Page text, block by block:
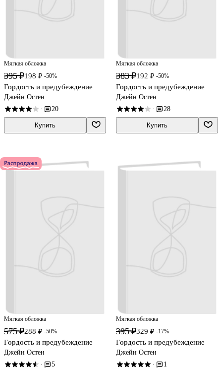
Мягкая обложка
395 ₽198 ₽ -50%
Гордость и предубеждение
Джейн Остен
· 20
Купить
Мягкая обложка
383 ₽192 ₽ -50%
Гордость и предубеждение
Джейн Остен
· 28
Купить
Мягкая обложка
575 ₽288 ₽ -50%
Гордость и предубеждение
Джейн Остен
· 5
Мягкая обложка
395 ₽329 ₽ -17%
Гордость и предубеждение
Джейн Остен
· 1